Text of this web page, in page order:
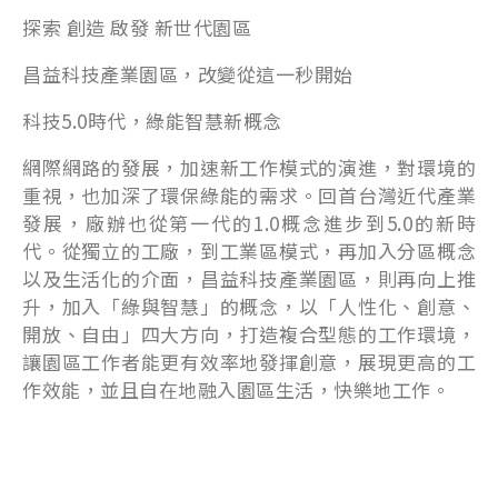
探索 創造 啟發 新世代園區
昌益科技產業園區，改變從這一秒開始
科技5.0時代，綠能智慧新概念
網際網路的發展，加速新工作模式的演進，對環境的
重視，也加深了環保綠能的需求。回首台灣近代產業
發展，廠辦也從第一代的1.0概念進步到5.0的新時
代。從獨立的工廠，到工業區模式，再加入分區概念
以及生活化的介面，昌益科技產業園區，則再向上推
升，加入「綠與智慧」的概念，以「人性化、創意、
開放、自由」四大方向，打造複合型態的工作環境，
讓園區工作者能更有效率地發揮創意，展現更高的工
作效能，並且自在地融入園區生活，快樂地工作。